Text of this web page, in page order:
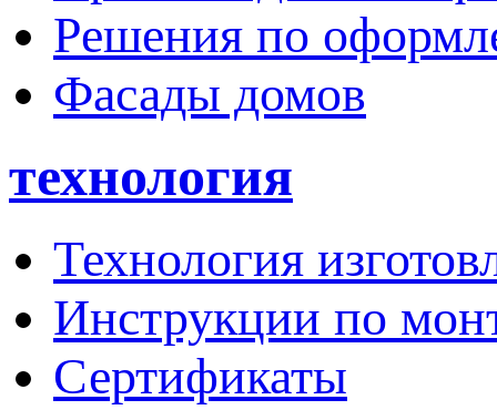
Решения по
Фасады домов
технология
Технология
Инструкции по
Сертификаты